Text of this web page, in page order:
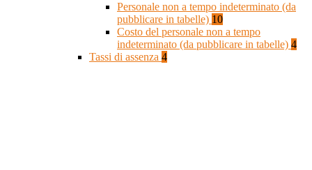
Personale non a tempo indeterminato (da
pubblicare in tabelle) 10
Costo del personale non a tempo
indeterminato (da pubblicare in tabelle) 4
Tassi di assenza 4